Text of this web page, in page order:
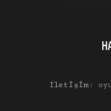
İletişim: